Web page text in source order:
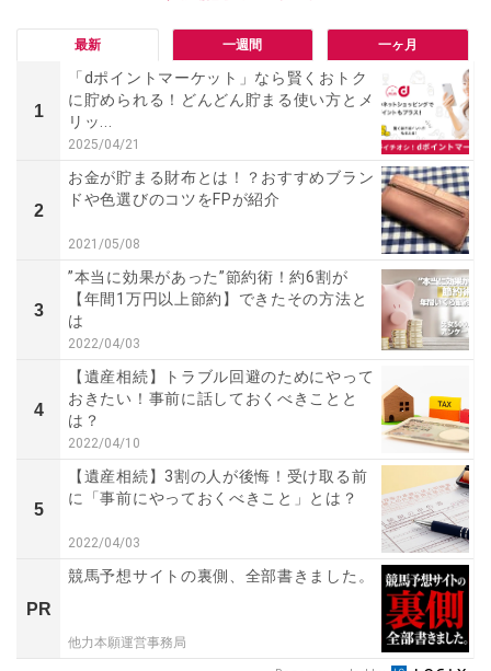
最新 一週間 一ヶ月
1
「dポイントマーケット」なら賢くおトク
に貯められる！どんどん貯まる使い方とメ
リッ...
2025/04/21
2
お金が貯まる財布とは！？おすすめブラン
ドや色選びのコツをFPが紹介
2021/05/08
3
”本当に効果があった”節約術！約6割が
【年間1万円以上節約】できたその方法と
は
2022/04/03
4
【遺産相続】トラブル回避のためにやって
おきたい！事前に話しておくべきことと
は？
2022/04/10
5
【遺産相続】3割の人が後悔！受け取る前
に「事前にやっておくべきこと」とは？
2022/04/03
PR
競馬予想サイトの裏側、全部書きました。
他力本願運営事務局